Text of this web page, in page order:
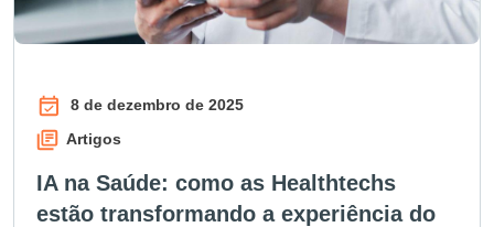
8 de dezembro de 2025
Artigos
IA na Saúde: como as Healthtechs
estão transformando a experiência do